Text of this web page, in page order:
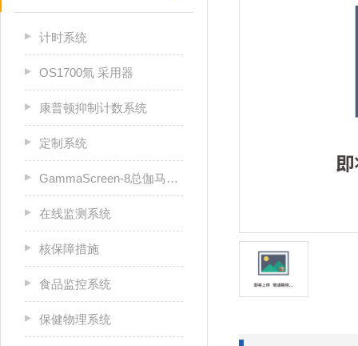
计时系统
OS1700氚 采用器
康普顿抑制计数系统
定制系统
GammaScreen-8总伽马筛查计数器
在线监测系统
核保障措施
食品监控系统
保健物理系统